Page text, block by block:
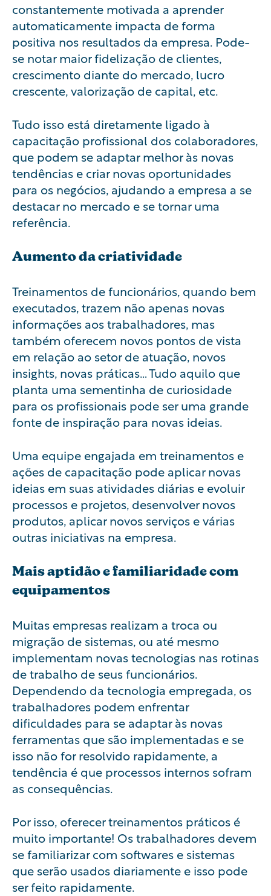
constantemente motivada a aprender
automaticamente impacta de forma
positiva nos resultados da empresa. Pode-
se notar maior fidelização de clientes,
crescimento diante do mercado, lucro
crescente, valorização de capital, etc.
Tudo isso está diretamente ligado à
capacitação profissional dos colaboradores,
que podem se adaptar melhor às novas
tendências e criar novas oportunidades
para os negócios, ajudando a empresa a se
destacar no mercado e se tornar uma
referência.
Aumento da criatividade
Treinamentos de funcionários, quando bem
executados, trazem não apenas novas
informações aos trabalhadores, mas
também oferecem novos pontos de vista
em relação ao setor de atuação, novos
insights, novas práticas… Tudo aquilo que
planta uma sementinha de curiosidade
para os profissionais pode ser uma grande
fonte de inspiração para novas ideias.
Uma equipe engajada em treinamentos e
ações de capacitação pode aplicar novas
ideias em suas atividades diárias e evoluir
processos e projetos, desenvolver novos
produtos, aplicar novos serviços e várias
outras iniciativas na empresa.
Mais aptidão e familiaridade com
equipamentos
Muitas empresas realizam a troca ou
migração de sistemas, ou até mesmo
implementam novas tecnologias nas rotinas
de trabalho de seus funcionários.
Dependendo da tecnologia empregada, os
trabalhadores podem enfrentar
dificuldades para se adaptar às novas
ferramentas que são implementadas e se
isso não for resolvido rapidamente, a
tendência é que processos internos sofram
as consequências.
Por isso, oferecer treinamentos práticos é
muito importante! Os trabalhadores devem
se familiarizar com softwares e sistemas
que serão usados diariamente e isso pode
ser feito rapidamente.